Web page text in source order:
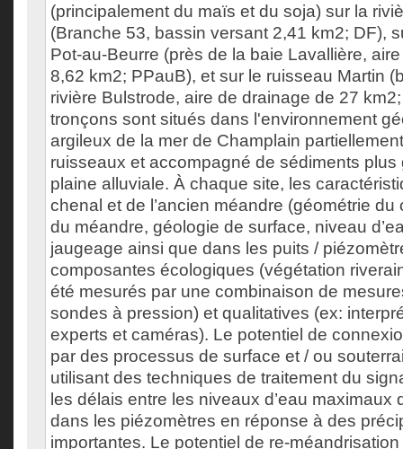
(principalement du maïs et du soja) sur la
(Branche 53, bassin versant 2,41 km2; DF),
Pot-au-Beurre (près de la baie Lavallière,
8,62 km2; PPauB), et sur le ruisseau Martin
rivière Bulstrode, aire de drainage de 27
tronçons sont situés dans l'environnement
argileux de la mer de Champlain
ruisseaux et accompagné de sédiments plus
plaine alluviale. À chaque site, les
chenal et de l’ancien méandre (géométrie
du méandre, géologie de surface, niveau
jaugeage ainsi que dans les puits /
composantes écologiques (végétation
été mesurés par une combinaison de
sondes à pression) et qualitatives (ex:
experts et caméras). Le potentiel de
par des processus de surface et / ou
utilisant des techniques de traitement du
les délais entre les niveaux d’eau maximaux
dans les piézomètres en réponse à des
importantes. Le potentiel de re-